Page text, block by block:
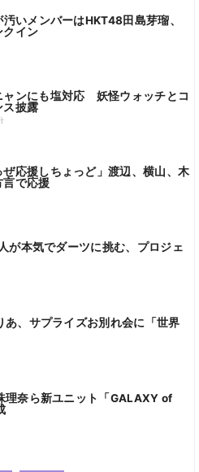
いメンバーはHKT48田島芽瑠、
クイン
ャンにも塩対応 妖怪ウォッチとコ
ス披露
応援しちょっど」渡辺、横山、木
言で応援
が本気でダーツに挑む、プロジェ
あ、サプライズお別れ会に「世界
理奈ら新ユニット「GALAXY of